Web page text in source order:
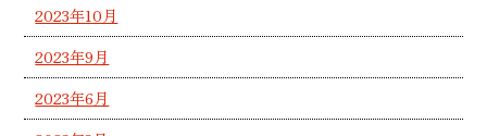
2023年10月
2023年9月
2023年6月